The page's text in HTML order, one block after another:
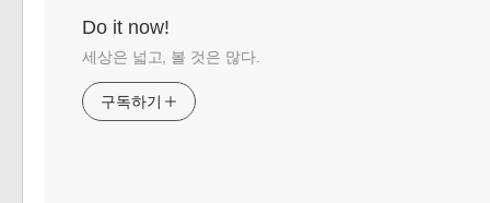
Do it now!
세상은 넓고, 볼 것은 많다.
구독하기